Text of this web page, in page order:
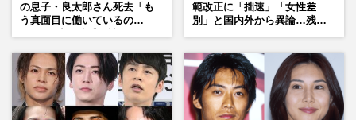
の息子・良太郎さん死去「も
う真面目に働いているの
範改正に「拙速」「女性差
別」と国内外から異論…残さ